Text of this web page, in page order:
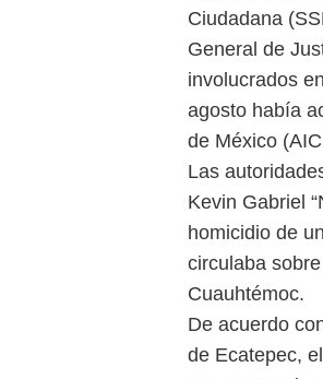
Ciudadana
General de
involucrados
agosto había
de México
Las
Kevin Gabriel
homicidio de
circulaba
Cuauhtémoc.
De acuerdo
de Ecatepec,